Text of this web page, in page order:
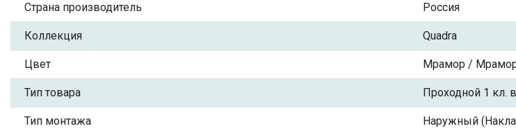
Страна производитель Россия
Коллекция Quadra
Цвет Мрамор /
Тип товара Проходной 1 кл.
Тип монтажа Наружный